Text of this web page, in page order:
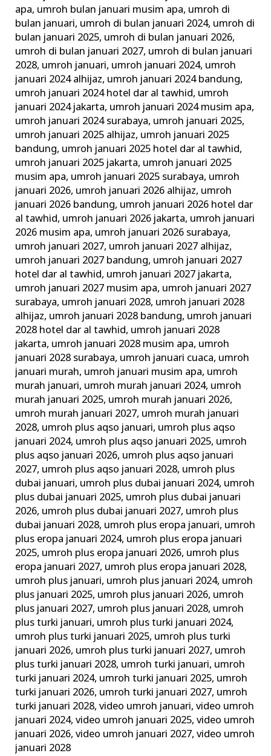
apa, umroh bulan januari musim apa, umroh di
bulan januari, umroh di bulan januari 2024, umroh di
bulan januari 2025, umroh di bulan januari 2026,
umroh di bulan januari 2027, umroh di bulan januari
2028, umroh januari, umroh januari 2024, umroh
januari 2024 alhijaz, umroh januari 2024 bandung,
umroh januari 2024 hotel dar al tawhid, umroh
januari 2024 jakarta, umroh januari 2024 musim apa,
umroh januari 2024 surabaya, umroh januari 2025,
umroh januari 2025 alhijaz, umroh januari 2025
bandung, umroh januari 2025 hotel dar al tawhid,
umroh januari 2025 jakarta, umroh januari 2025
musim apa, umroh januari 2025 surabaya, umroh
januari 2026, umroh januari 2026 alhijaz, umroh
januari 2026 bandung, umroh januari 2026 hotel dar
al tawhid, umroh januari 2026 jakarta, umroh januari
2026 musim apa, umroh januari 2026 surabaya,
umroh januari 2027, umroh januari 2027 alhijaz,
umroh januari 2027 bandung, umroh januari 2027
hotel dar al tawhid, umroh januari 2027 jakarta,
umroh januari 2027 musim apa, umroh januari 2027
surabaya, umroh januari 2028, umroh januari 2028
alhijaz, umroh januari 2028 bandung, umroh januari
2028 hotel dar al tawhid, umroh januari 2028
jakarta, umroh januari 2028 musim apa, umroh
januari 2028 surabaya, umroh januari cuaca, umroh
januari murah, umroh januari musim apa, umroh
murah januari, umroh murah januari 2024, umroh
murah januari 2025, umroh murah januari 2026,
umroh murah januari 2027, umroh murah januari
2028, umroh plus aqso januari, umroh plus aqso
januari 2024, umroh plus aqso januari 2025, umroh
plus aqso januari 2026, umroh plus aqso januari
2027, umroh plus aqso januari 2028, umroh plus
dubai januari, umroh plus dubai januari 2024, umroh
plus dubai januari 2025, umroh plus dubai januari
2026, umroh plus dubai januari 2027, umroh plus
dubai januari 2028, umroh plus eropa januari, umroh
plus eropa januari 2024, umroh plus eropa januari
2025, umroh plus eropa januari 2026, umroh plus
eropa januari 2027, umroh plus eropa januari 2028,
umroh plus januari, umroh plus januari 2024, umroh
plus januari 2025, umroh plus januari 2026, umroh
plus januari 2027, umroh plus januari 2028, umroh
plus turki januari, umroh plus turki januari 2024,
umroh plus turki januari 2025, umroh plus turki
januari 2026, umroh plus turki januari 2027, umroh
plus turki januari 2028, umroh turki januari, umroh
turki januari 2024, umroh turki januari 2025, umroh
turki januari 2026, umroh turki januari 2027, umroh
turki januari 2028,video umroh januari,video umroh
januari 2024,video umroh januari 2025,video umroh
januari 2026,video umroh januari 2027,video umroh
januari 2028